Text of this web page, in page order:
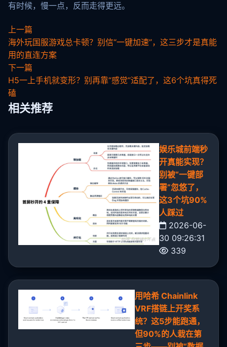
有时候，慢一点，反而走得更远。
上一篇
海外玩国服游戏总卡顿？别信“一键加速”，这三步才是真能
用的直连方案
下一篇
H5一上手机就变形？别再靠“感觉”适配了，这6个坑真得死
磕
相关推荐
娱乐城前端秒
开真能实现？
别被“一键部
署”忽悠了，
这3个坑90%
人踩过
2026-06-
30 09:26:31
339
用哈希 Chainlink
VRF搭链上开奖系
统？这5步能跑通，
但90%的人栽在第